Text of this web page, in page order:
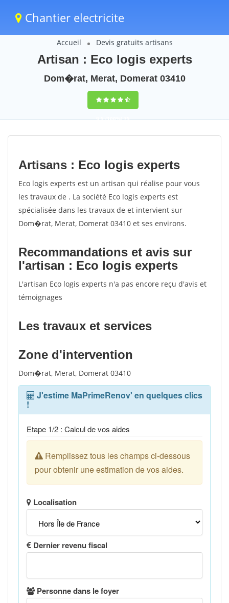
Chantier electricite
Accueil Devis gratuits artisans
Artisan : Eco logis experts
Dom�rat, Merat, Domerat 03410
9,5(100%)75
votes
Artisans : Eco logis experts
Eco logis experts est un artisan qui réalise pour vous
les travaux de . La société Eco logis experts est
spécialisée dans les travaux de et intervient sur
Dom�rat, Merat, Domerat 03410 et ses environs.
Recommandations et avis sur
l'artisan : Eco logis experts
L'artisan Eco logis experts n'a pas encore reçu d'avis et
témoignages
Les travaux et services
Zone d'intervention
Dom�rat, Merat, Domerat 03410